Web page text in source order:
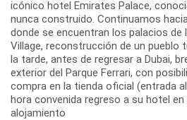
icónico hotel Emirates Palace,
nunca construido. Continuamos
donde se encuentran los palacios de
Village, reconstrucción de un pueblo
la tarde, antes de regresar a Dubai,
exterior del Parque Ferrari, con
compra en la tienda oficial (entrada
hora convenida regreso a su hotel en
alojamiento